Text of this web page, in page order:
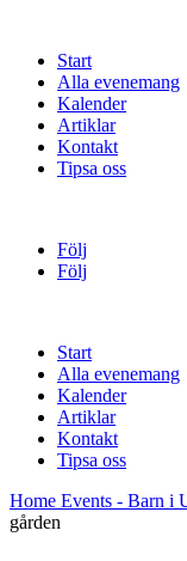
Start
Alla evenemang
Kalender
Artiklar
Kontakt
Tipsa oss
Följ
Följ
Start
Alla evenemang
Kalender
Artiklar
Kontakt
Tipsa oss
Home Events - Barn i
gården